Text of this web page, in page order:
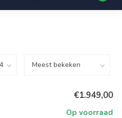
€1.949,00
Op voorraad